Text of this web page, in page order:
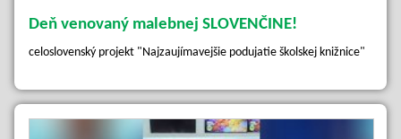
Deň venovaný malebnej SLOVENČINE!
celoslovenský projekt "Najzaujímavejšie podujatie školskej knižnice"